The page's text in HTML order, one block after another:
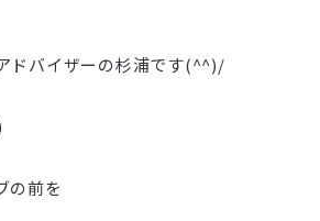
ドバイザーの杉浦です(^^)/
の前を